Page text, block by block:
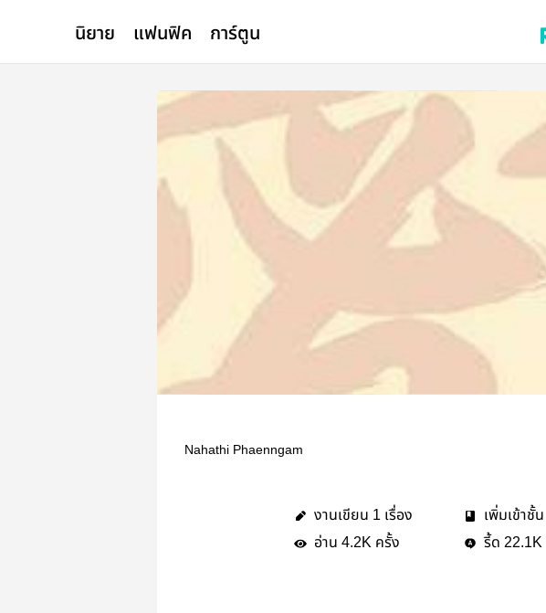
นิยาย แฟนฟิค การ์ตูน
Nahathi Phaenngam
งานเขียน 1 เรื่อง เพิ่มเข้าชั้น
อ่าน 4.2K ครั้ง รี้ด 22.1K